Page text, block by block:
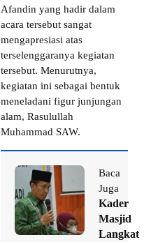
Afandin yang hadir dalam
acara tersebut sangat
mengapresiasi atas
terselenggaranya kegiatan
tersebut. Menurutnya,
kegiatan ini sebagai bentuk
meneladani figur junjungan
alam, Rasulullah
Muhammad SAW.
Baca
Juga
Kader
Masjid
Langkat